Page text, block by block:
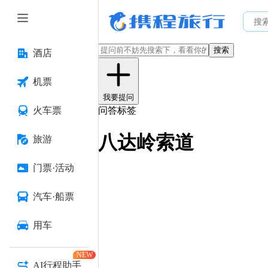
酒店
机票
火车票
旅游
门票·活动
汽车·船票
用车
AI行程助手
NEW
搜索
我要提问
问答标签
八达岭索道